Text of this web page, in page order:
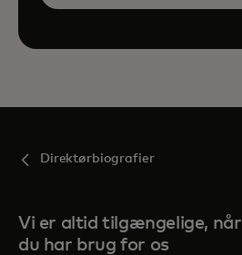
Direktørbiografier
Vi er altid tilgængelige, når
du har brug for os